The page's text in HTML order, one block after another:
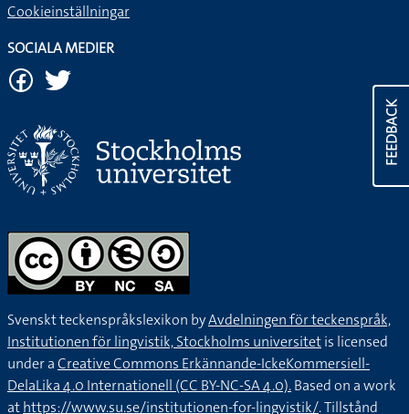
FEEDBACK
Cookieinställningar
SOCIALA MEDIER
Svenskt teckenspråkslexikon byAvdelningen för teckenspråk,
Institutionen för lingvistik, Stockholms universitetis licensed
under aCreative Commons Erkännande-IckeKommersiell-
DelaLika 4.0 Internationell (CC BY-NC-SA 4.0).Based on a work
athttps://www.su.se/institutionen-for-lingvistik/. Tillstånd